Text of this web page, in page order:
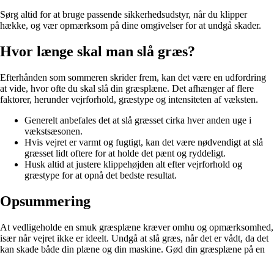
Sørg altid for at bruge passende sikkerhedsudstyr, når du klipper
hække, og vær opmærksom på dine omgivelser for at undgå skader.
Hvor længe skal man slå græs?
Efterhånden som sommeren skrider frem, kan det være en udfordring
at vide, hvor ofte du skal slå din græsplæne. Det afhænger af flere
faktorer, herunder vejrforhold, græstype og intensiteten af væksten.
Generelt anbefales det at slå græsset cirka hver anden uge i
vækstsæsonen.
Hvis vejret er varmt og fugtigt, kan det være nødvendigt at slå
græsset lidt oftere for at holde det pænt og ryddeligt.
Husk altid at justere klippehøjden alt efter vejrforhold og
græstype for at opnå det bedste resultat.
Opsummering
At vedligeholde en smuk græsplæne kræver omhu og opmærksomhed,
især når vejret ikke er ideelt. Undgå at slå græs, når det er vådt, da det
kan skade både din plæne og din maskine. Gød din græsplæne på en